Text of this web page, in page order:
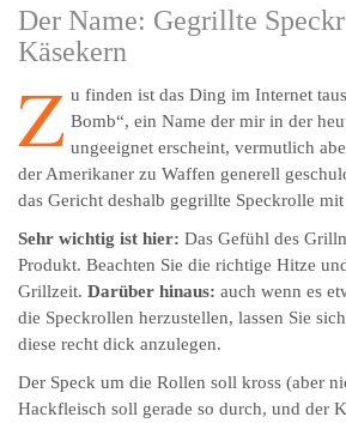
Der Name: Gegrillte
Käsekern
Z u finden ist das Ding im Internet
Bomb“, ein Name der mir in der
ungeeignet erscheint, vermutlich
der Amerikaner zu Waffen generell
das Gericht deshalb gegrillte Speckrolle
Sehr wichtig ist hier: Das Gefühl des
Produkt. Beachten Sie die richtige Hitze
Grillzeit. Darüber hinaus: auch wenn es
die Speckrollen herzustellen, lassen Sie
diese recht dick anzulegen.
Der Speck um die Rollen soll kross (aber
Hackfleisch soll gerade so durch, und der